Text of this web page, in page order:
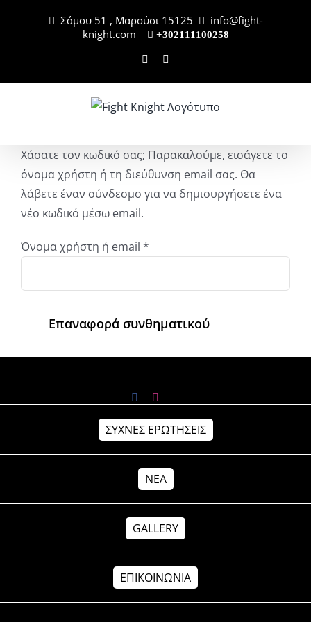
Σάμου 51 , Μαρούσι 15125
info@fight-
knight.com
+302111100258
Facebook
Χάσατε τον κωδικό σας; Παρακαλούμε, εισάγετε το
όνομα χρήστη ή τη διεύθυνση email σας. Θα
λάβετε έναν σύνδεσμο για να δημιουργήσετε ένα
νέο κωδικό μέσω email.
Όνομα χρήστη ή email *
Επαναφορά συνθηματικού
ΣΥΧΝΕΣ ΕΡΩΤΗΣΕΙΣ
ΝΕΑ
GALLERY
ΕΠΙΚΟΙΝΩΝΙΑ